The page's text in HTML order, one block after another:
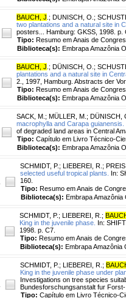
BAUCH, J ; DUNISCH, O. ;
two plantations and a natural site in
posters... Hamburg: GKSS, 1998. p.
Tipo: Resumo em Anais de
Biblioteca(s): Embrapa Amazônia
BAUCH, J ; DÜNISCH, O. ;
plantations and a natural site in
2., 1997, Hamburg. Abstracts der
Tipo: Resumo em Anais de
Biblioteca(s): Embrapa Amazônia
SACK, M. ; MÜLLER, M. ; DÜNISCH,
macrophylla and Carapa guianensis.
of degraded land areas in Central
Tipo: Capítulo em Livro Técnico-
Biblioteca(s): Embrapa Amazônia
SCHMIDT, P. ; LIEBEREI, R. ;
selected useful tropical plants.
In:
160.
Tipo: Resumo em Anais de
Biblioteca(s): Embrapa Amazônia
SCHMIDT, P. ; LIEBEREI, R. ;
King in the juvenile phase. In:
1998. p. C7.
Tipo: Resumo em Anais de
Biblioteca(s): Embrapa Amazônia
SCHMIDT, P. ; LIEBEREI, R. ;
King in the juvenile phase under
Investigations on tree species
Bundesforschungsanstalt fur
Tipo: Capítulo em Livro Técnico-